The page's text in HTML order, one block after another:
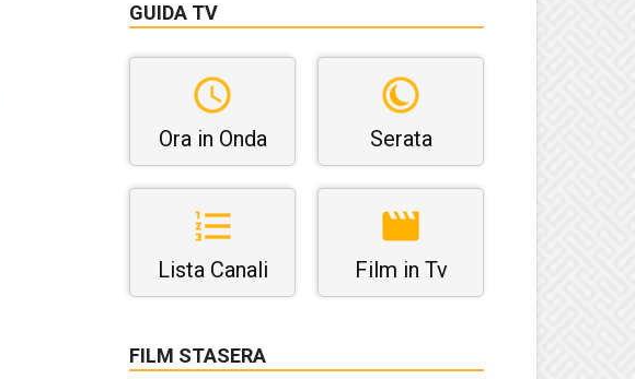
GUIDA TV
Ora in Onda Serata
Lista Canali Film in Tv
FILM STASERA